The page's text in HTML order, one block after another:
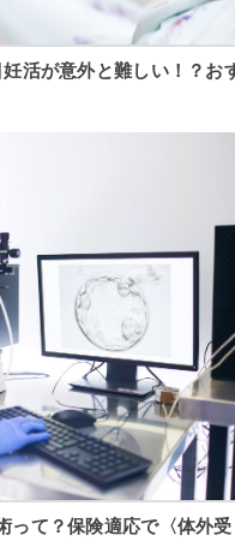
活が意外と難しい！？お
って？保険適応で〈体外受